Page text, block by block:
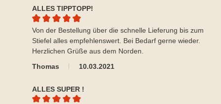
ALLES TIPPTOPP!
Durchschnittliche Bewertung von 5 von 5 Sternen
Thomas 10.03.2021
Von der Bestellung über die schnelle Lieferung bis zum
Stiefel alles empfehlenswert. Bei Bedarf gerne wieder.
Herzlichen Grüße aus dem Norden.
ALLES SUPER !